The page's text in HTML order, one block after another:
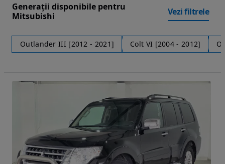
Generații disponibile pentru
Mitsubishi
Vezi filtrele
Outlander III [2012 - 2021] Colt VI [2004 - 2012]